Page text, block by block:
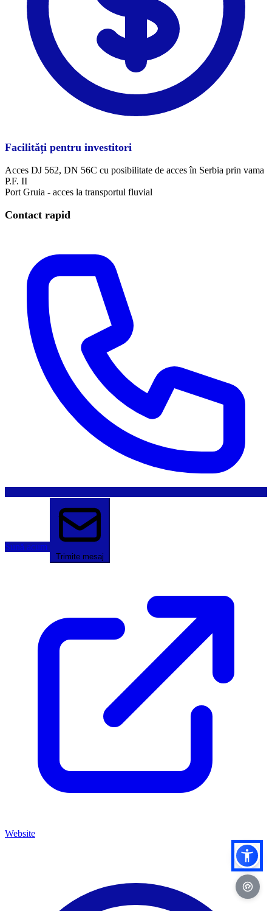
Facilități pentru investitori
Acces DJ 562, DN 56C cu posibilitate de acces în Serbia prin vama
P.F. II
Port Gruia - acces la transportul fluvial
Contact rapid
Sună acum
Trimite mesaj
Website